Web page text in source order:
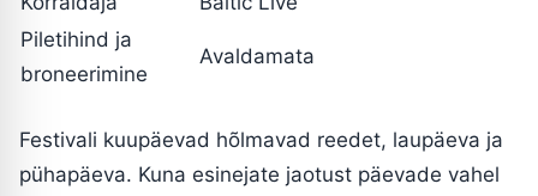
Piletihind ja
broneerimine
Avaldamata
Festivali kuupäevad hõlmavad reedet, laupäeva ja
pühapäeva. Kuna esinejate jaotust päevade vahel